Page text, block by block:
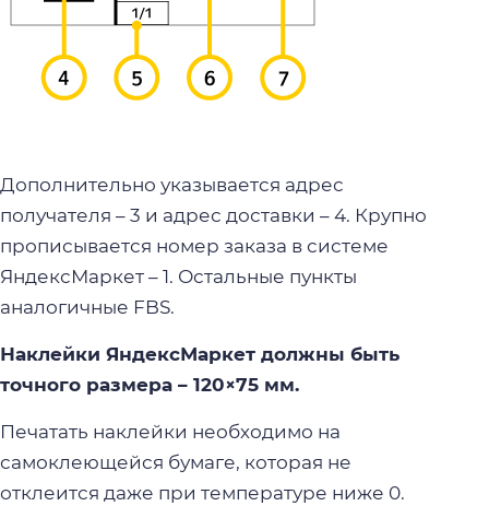
Дополнительно указывается адрес
получателя – 3 и адрес доставки – 4. Крупно
прописывается номер заказа в системе
ЯндексМаркет – 1. Остальные пункты
аналогичные FBS.
Наклейки ЯндексМаркет должны быть
точного размера – 120×75 мм.
Печатать наклейки необходимо на
самоклеющейся бумаге, которая не
отклеится даже при температуре ниже 0.